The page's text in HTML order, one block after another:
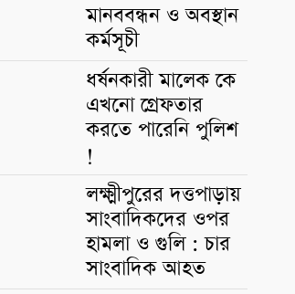
মানববন্ধন ও অবস্থান
কর্মসূচী
ধর্ষনকারী মালেক কে
এখনো গ্রেফতার
করতে পারেনি পুলিশ
!
লক্ষ্মীপুরের দত্তপাড়ায়
সাংবাদিকদের ওপর
হামলা ও গুলি : চার
সাংবাদিক আহত